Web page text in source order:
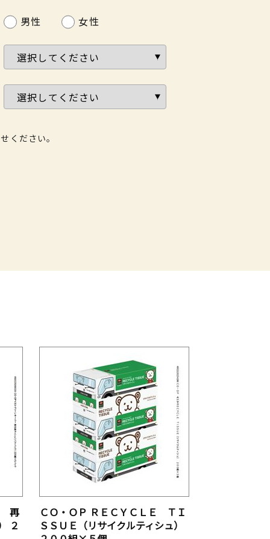
男性 女性
ください。
再
２
ＣＯ・ＯＰ ＲＥＣＹＣＬＥ ＴＩ
ＳＳＵＥ（リサイクルティシュ）